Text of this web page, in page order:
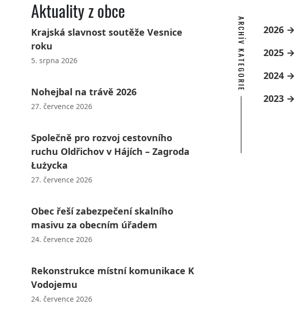
Aktuality z obce
Krajská slavnost soutěže Vesnice
roku
5. srpna 2026
Nohejbal na trávě 2026
27. července 2026
Společně pro rozvoj cestovního
ruchu Oldřichov v Hájích – Zagroda
Łużycka
27. července 2026
Obec řeší zabezpečení skalního
masivu za obecním úřadem
24. července 2026
Rekonstrukce místní komunikace K
Vodojemu
24. července 2026
ARCHÍV KATEGORIE 2026
2025
2024
2023